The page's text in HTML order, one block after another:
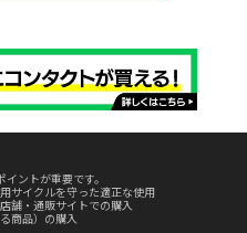
ントが重要です。
サイクルを守った適正な使用
舗・通販サイトでの購入
商品）の購入